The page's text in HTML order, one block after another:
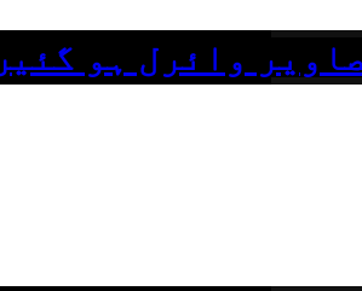
وائرل ہو